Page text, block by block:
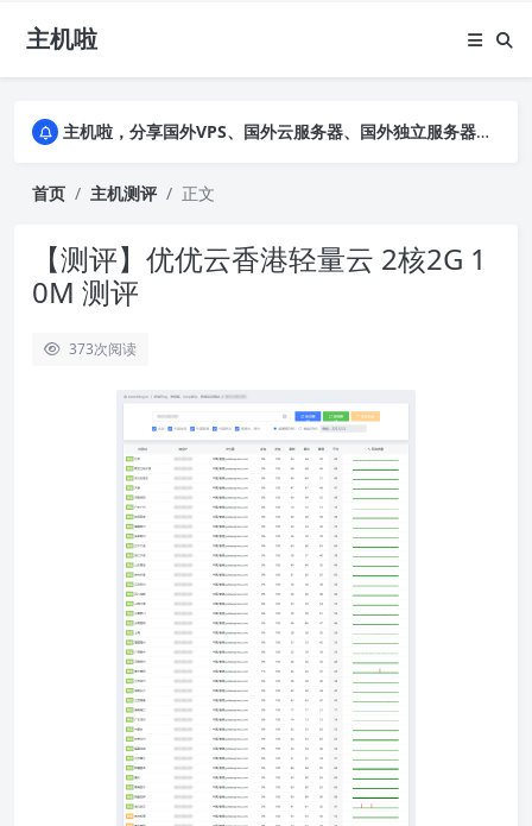
主机啦
主机啦，分享国外VPS、国外云服务器、国外独立服务器的优惠促销信息，详细实测VPS云服务器并公布真实数据，助您全面了解商家背景及售前售后
主机啦，分享国外VPS、国外云服务器、国外独立服务器的优惠促销信息，详细实测VPS云服务器并公布真实数据，助您全面了解商家背景及售前售后
首页 主机测评 正文
【测评】优优云香港轻量云 2核2G 1
0M 测评
373次阅读